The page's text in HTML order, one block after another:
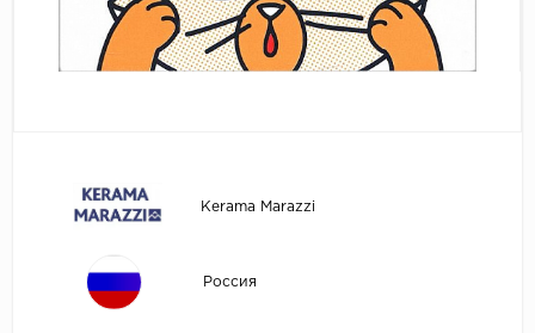
Kerama Marazzi
Россия